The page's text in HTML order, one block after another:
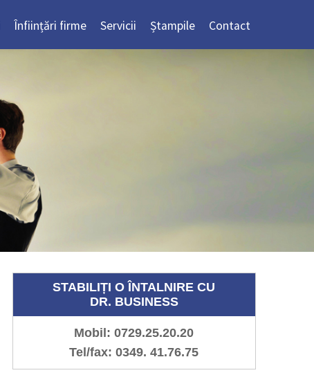
Înființări firme Servicii Ștampile Contact
STABILIȚI O ÎNTALNIRE CU
DR. BUSINESS
Mobil: 0729.25.20.20
Tel/fax: 0349. 41.76.75